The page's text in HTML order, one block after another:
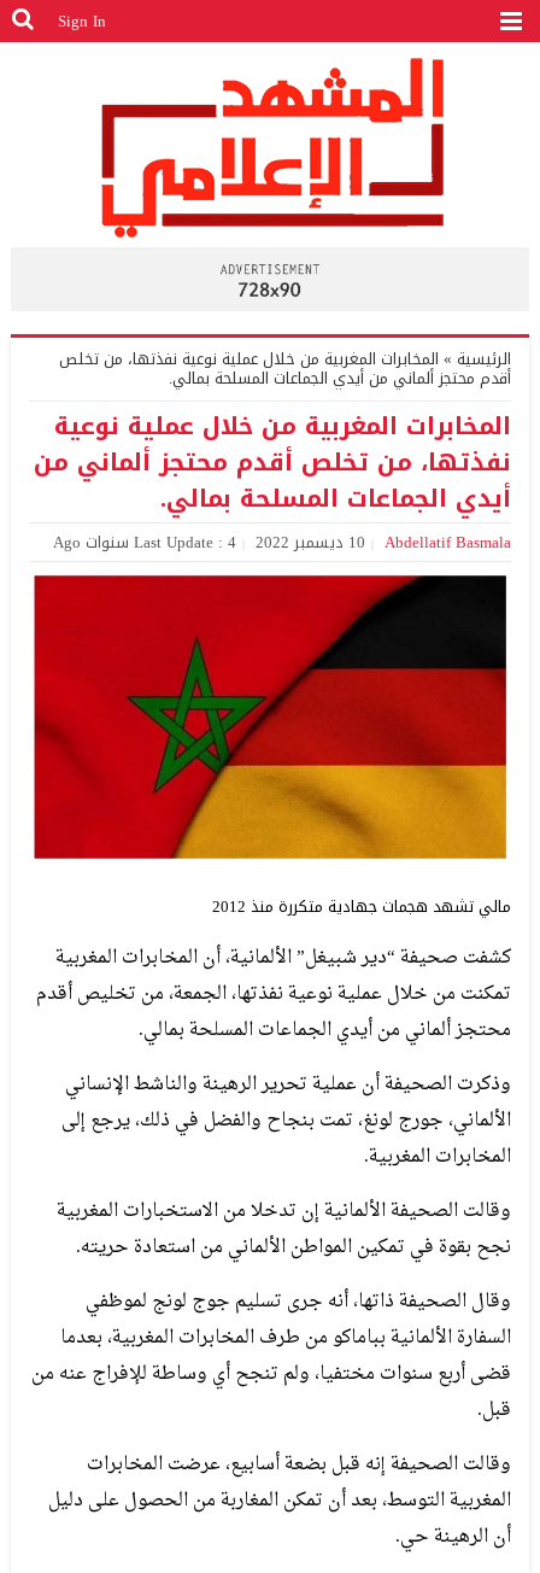
Sign In
الرئيسية » المخابرات المغربية من خلال عملية نوعية نفذتها، من تخلص
أقدم محتجز ألماني من أيدي الجماعات المسلحة بمالي.
المخابرات المغربية من خلال عملية نوعية
نفذتها، من تخلص أقدم محتجز ألماني من
أيدي الجماعات المسلحة بمالي.
Abdellatif Basmala 10 ديسمبر 2022 Last Update : 4 سنوات Ago
مالي تشهد هجمات جهادية متكررة منذ 2012
كشفت صحيفة “دير شبيغل” الألمانية، أن المخابرات المغربية
تمكنت من خلال عملية نوعية نفذتها، الجمعة، من تخليص أقدم
محتجز ألماني من أيدي الجماعات المسلحة بمالي.
وذكرت الصحيفة أن عملية تحرير الرهينة والناشط الإنساني
الألماني، جورج لونغ، تمت بنجاح والفضل في ذلك، يرجع إلى
المخابرات المغربية.
وقالت الصحيفة الألمانية إن تدخلا من الاستخبارات المغربية
نجح بقوة في تمكين المواطن الألماني من استعادة حريته.
وقال الصحيفة ذاتها، أنه جرى تسليم جوج لونج لموظفي
السفارة الألمانية بباماكو من طرف المخابرات المغربية، بعدما
قضى أربع سنوات مختفيا، ولم تنجح أي وساطة للإفراج عنه من
قبل.
وقالت الصحيفة إنه قبل بضعة أسابيع، عرضت المخابرات
المغربية التوسط، بعد أن تمكن المغاربة من الحصول على دليل
أن الرهينة حي.